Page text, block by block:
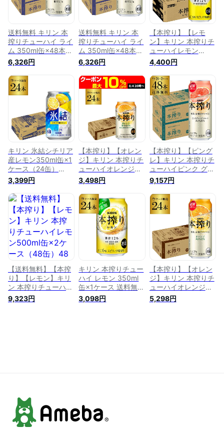
送料無料 キリン 本
搾りチューハイ ライ
ム 350ml缶×48本
(24本×2ケース)
KIRIN 本絞り チュー
ハイ ケース 詰め合
わせ サワー ライム
AIB
6,326円
送料無料 キリン 本
搾りチューハイ ライ
ム 350ml缶×48本
(24本×2ケース)
KIRIN 本絞り チュー
ハイ ケース 詰め合
わせ サワー ライム
AIB
6,326円
【本搾り】【レモ
ン】キリン 本搾りチ
ューハイレモン
500ml缶×1ケース
（24缶）[KIRIN][本
絞り][チューハイ][サ
ワー] レモンサワー
缶 24本 長S [レモン
サワー][スコスコ][ス
イスイ]
4,400円
キリン 氷結シチリア
産レモン350ml缶×1
ケース（24缶）
KIRIN チューハイ サ
ワー レモンサワー缶
24本 レモンサワー
AIB
3,399円
【本搾り】【オレン
ジ】キリン 本搾りチ
ューハイオレンジ
350ml缶×1ケース
（24缶）24本 本し
ぼり [KIRIN][本絞り]
[チューハイ][サワー]
[長S]
3,498円
【本搾り】【ピング
レ】キリン 本搾りチ
ューハイピンク グレ
ープフルーツ 500ml
缶×2ケース（48缶）
チューハイ ケース
詰め合わせ サワー
レモンサワー KIRIN
本絞り 本しぼり 長S
9,157円
【送料無料】【本搾
り】【レモン】キリ
ン 本搾りチューハイ
レモン500ml缶×2ケ
ース（48缶）48本
9,323円
キリン 本搾りチュー
ハイ レモン 350ml
缶×1ケース 送料無料
（24本）1本あたり
118円(税別) KIRIN
3,098円
【本搾り】【オレン
ジ】キリン 本搾りチ
ューハイオレンジ
500ml缶×1ケース
（24缶） KIRIN 本絞
5,298円